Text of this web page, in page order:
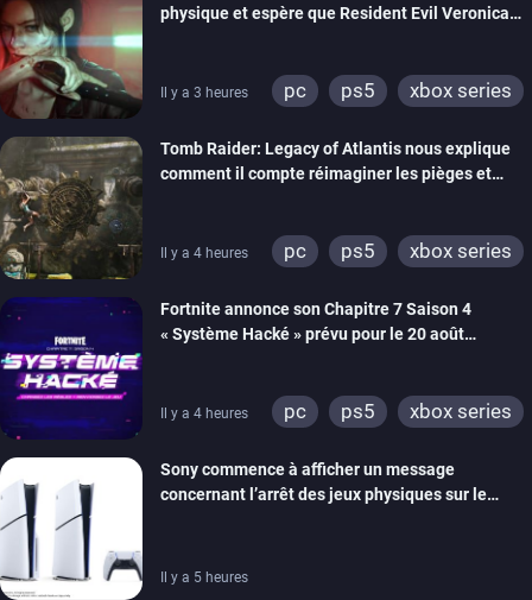
physique et espère que Resident Evil Veronica
Il y a 3 heures pc ps5
xbox series
Tomb Raider: Legacy of Atlantis nous explique
comment il compte réimaginer les pièges et
Il y a 4 heures pc ps5
xbox series
Fortnite annonce son Chapitre 7 Saison 4
« Système Hacké » prévu pour le 20 août
Il y a 4 heures pc ps5
xbox series
ps4
xbox one
switch 2
Sony commence à afficher un message
concernant l’arrêt des jeux physiques sur le
Il y a 5 heures